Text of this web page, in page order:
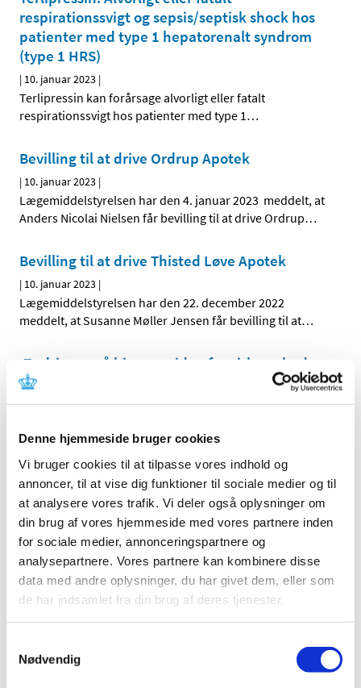
Denne hjemmeside bruger cookies
Vi bruger cookies til at tilpasse vores indhold og
annoncer, til at vise dig funktioner til sociale medier og til
at analysere vores trafik. Vi deler også oplysninger om
din brug af vores hjemmeside med vores partnere inden
for sociale medier, annonceringspartnere og
analysepartnere. Vores partnere kan kombinere disse
data med andre oplysninger, du har givet dem, eller som
de har indsamlet fra din brug af deres tjenester.
Nødvendig
respirationssvigt og sepsis/septisk shock hos
patienter med type 1 hepatorenalt syndrom
(type 1 HRS)
| 10. januar 2023 |
Terlipressin kan forårsage alvorligt eller fatalt
respirationssvigt hos patienter med type 1…
Bevilling til at drive Ordrup Apotek
| 10. januar 2023 |
Lægemiddelstyrelsen har den 4. januar 2023 meddelt, at
Anders Nicolai Nielsen får bevilling til at drive Ordrup…
Bevilling til at drive Thisted Løve Apotek
| 10. januar 2023 |
Lægemiddelstyrelsen har den 22. december 2022
meddelt, at Susanne Møller Jensen får bevilling til at…
Ændringer på hjemmesiden for virksomheder,
der håndterer cannabis
|10. januar 2023|
ændringer på hjemmesiden, som er relevant for
EMA undersøger, om miljøpåvirkningen fra
loppe- og flåtmidler til hund og kat bør
revurderes
|9. januar 2023|
Frem til 31. marts 2023 er der offentlig høring om,
hvordan naturen bliver påvirket, når loppe- og…
Forslag til lovændring af forordningen om
6. januar 2023